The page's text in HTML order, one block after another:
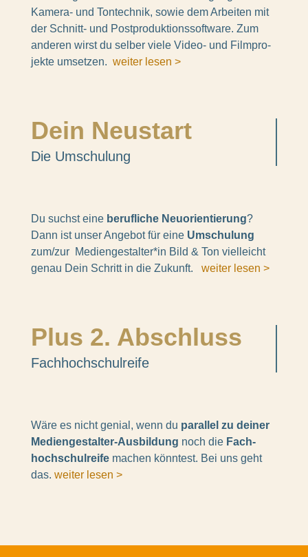
Kamera- und Tontech­nik, sowie dem Arbei­ten mit
der Schnitt- und Post­pro­duk­ti­ons­soft­ware. Zum
ande­ren wirst du selber viele Video- und Film­pro­
jekte umset­zen. weiter lesen >
Dein Neustart
Die Umschu­lung
Du suchst eine beruf­li­che Neuori­en­tie­rung?
Dann ist unser Ange­bot für eine Umschu­lung
zum/zur Mediengestalter*in Bild & Ton viel­leicht
genau Dein Schritt in die Zukunft. weiter lesen >
Plus 2. Abschluss
Fach­hoch­schul­reife
Wäre es nicht genial, wenn du paral­lel zu deiner
Medi­en­ge­stal­ter-Ausbil­dung noch die Fach­
hoch­schul­reifemachen könn­test. Bei uns geht
das. weiter lesen >